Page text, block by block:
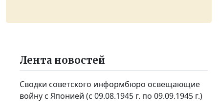
Лента новостей
Сводки советского информбюро освещающие
войну с Японией (с 09.08.1945 г. по 09.09.1945 г.)